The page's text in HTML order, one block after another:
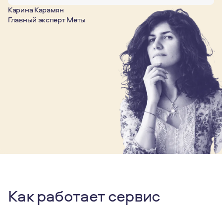
Карина Карамян
Главный эксперт Меты
Как работает сервис